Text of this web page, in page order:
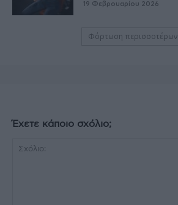
19 Φεβρουαρίου 2026
Φόρτωση περισσοτέρων
Έχετε κάποιο σχόλιο;